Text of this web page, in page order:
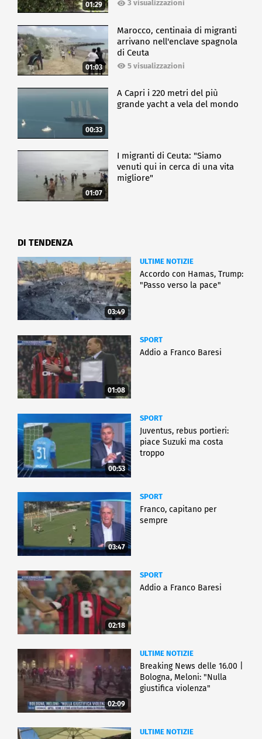
01:29 3 visualizzazioni
01:03
Marocco, centinaia di migranti
arrivano nell'enclave spagnola
di Ceuta
5 visualizzazioni
00:33
A Capri i 220 metri del più
grande yacht a vela del mondo
01:07
I migranti di Ceuta: "Siamo
venuti qui in cerca di una vita
migliore"
DI TENDENZA
03:49
ULTIME NOTIZIE
Accordo con Hamas, Trump:
"Passo verso la pace"
01:08
SPORT
Addio a Franco Baresi
00:53
SPORT
Juventus, rebus portieri:
piace Suzuki ma costa
troppo
03:47
SPORT
Franco, capitano per
sempre
02:18
SPORT
Addio a Franco Baresi
02:09
ULTIME NOTIZIE
Breaking News delle 16.00 |
Bologna, Meloni: "Nulla
giustifica violenza"
ULTIME NOTIZIE